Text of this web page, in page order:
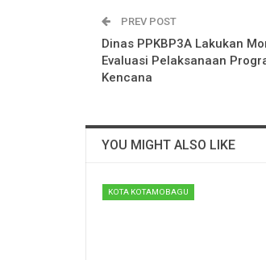
PREV POST
Dinas PPKBP3A Lakukan
Evaluasi Pelaksanaan
Kencana
YOU MIGHT ALSO LIKE
KOTA KOTAMOBAGU